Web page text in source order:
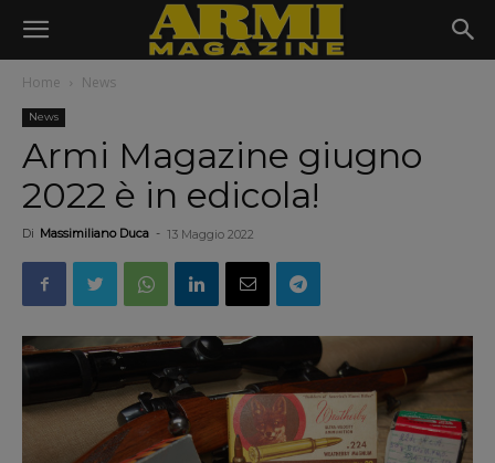
Home News
News
Armi Magazine giugno
2022 è in edicola!
Di Massimiliano Duca - 13 Maggio 2022